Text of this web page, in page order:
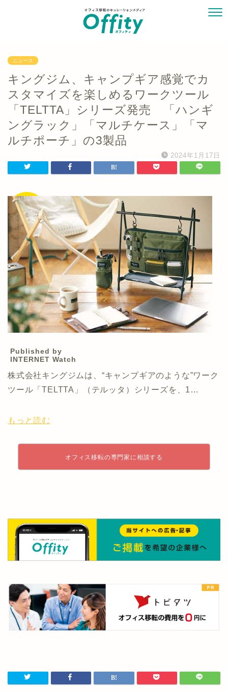
ニュース
キングジム、キャンプギア感覚でカ
スタマイズを楽しめるワークツール
「TELTTA」シリーズ発売 「ハンギ
ングラック」「マルチケース」「マ
ルチポーチ」の3製品
2024年1月17日
Published by
INTERNET Watch
株式会社キングジムは、“キャンプギアのような”ワーク
ツール「TELTTA」（テルッタ）シリーズを、1…
もっと読む
オフィス移転の専門家に相談する